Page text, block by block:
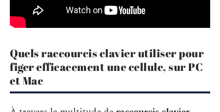
Quels raccourcis clavier utiliser pour
figer efficacement une cellule, sur PC
et Mac